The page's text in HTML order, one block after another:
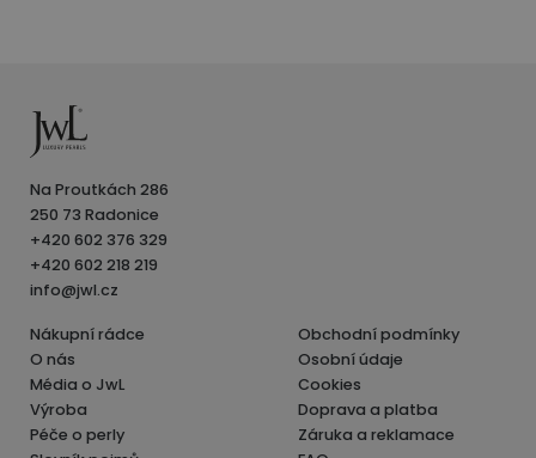
Na Proutkách 286
250 73 Radonice
+420 602 376 329
+420 602 218 219
info@jwl.cz
Nákupní rádce
O nás
Média o JwL
Výroba
Péče o perly
Obchodní podmínky
Osobní údaje
Cookies
Doprava a platba
Záruka a reklamace